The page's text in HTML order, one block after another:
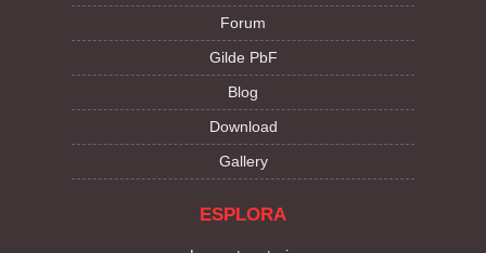
Forum
Gilde PbF
Blog
Download
Gallery
ESPLORA